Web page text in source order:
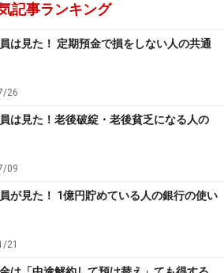
性については十分に配慮しております
ものではなく、これに基づく損失・損害
の責任を負いません。
ては、必ず各金融機関やサービス提供者
さい。
せ】
アンケート（2026/8/31まで）
フト券1000円分プレゼント
ートやモニター企画に参加が可能に
記事ランキング
は見た！ 定期預金で損をしない人の共通
26
は見た！老後破綻・老後貧乏になる人の
09
が見た！ 1億円貯めている人の銀行の使い
21